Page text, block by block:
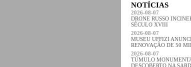
NOTÍCIAS
2026-08-07
DRONE RUSSO
SÉCULO XVIII
2026-08-07
MUSEU UFFIZI
RENOVAÇÃO DE 50
2026-08-07
TÚMULO
DESCOBERTO NA